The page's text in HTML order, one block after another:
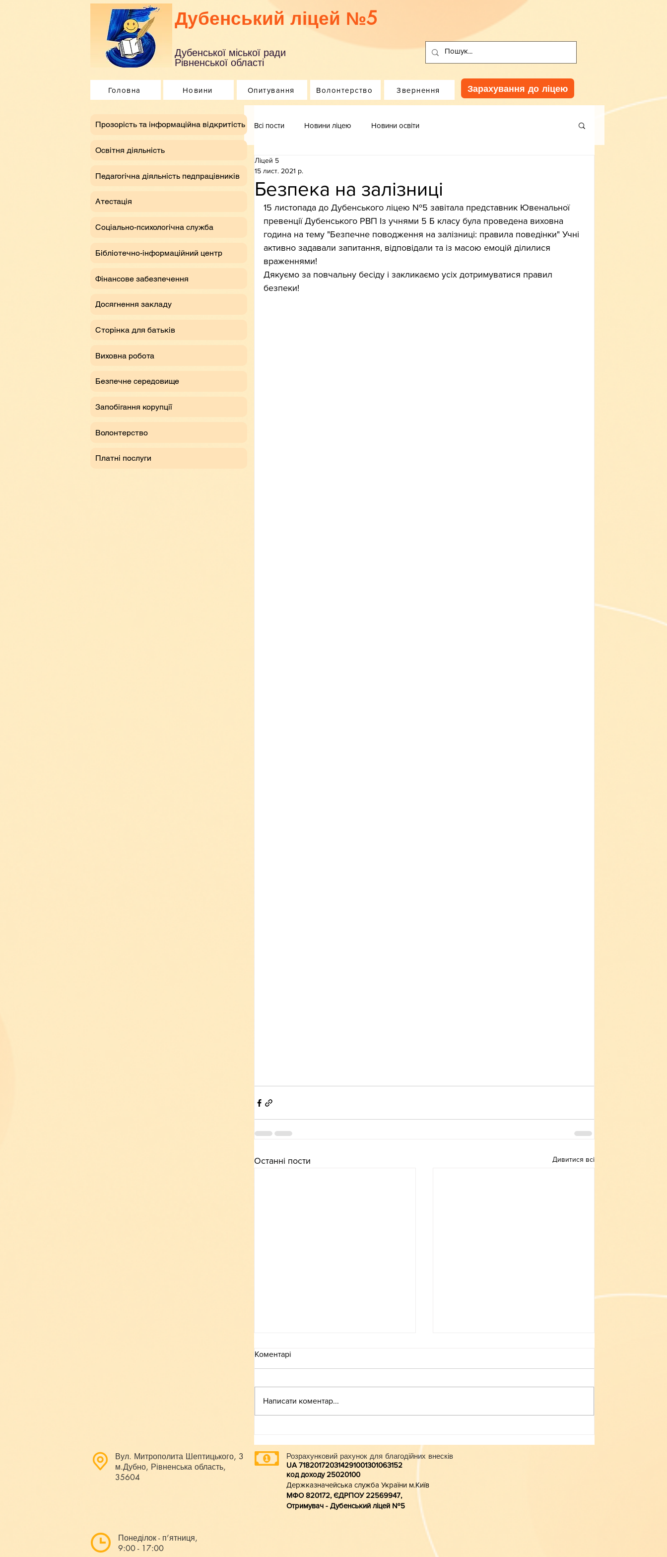
Дубенський ліцей №5
Дубенської міської ради
Рівненської області
Головна Новини Опитування Волонтерство Звернення Зарахування до ліцею
Всі пости Новини ліцею Новини освіти
Безпека на залізниці
Ліцей 5
15 лист. 2021 р.
15 листопада до Дубенського ліцею №5 завітала представник Ювенальної
превенції Дубенського РВП Із учнями 5 Б класу була проведена виховна
година на тему "Безпечне поводження на залізниці: правила поведінки" Учні
активно задавали запитання, відповідали та із масою емоцій ділилися
враженнями!
Дякуємо за повчальну бесіду і закликаємо усіх дотримуватися правил
безпеки!
Останні пости Дивитися всі
Небезпека зачепінгу
Коментарі
Написати коментар...
​Прозорість та інформаційна відкритість
Освітня діяльність
Педагогічна діяльність педпрацівників
Атестація
Соціально-психологічна служба
Бібліотечно-інформаційний центр
Фінансове забезпечення
Досягнення закладу
Сторінка для батьків
Виховна робота
Безпечне середовище
Запобігання корупції
Волонтерство
Платні послуги
Вул. Митрополита Шептицького, 3
м.Дубно, Рівненська область,
35604
Понеділок - п’ятниця,
9:00 - 17:00
Розрахунковий рахунок для благодійних внесків
UA 718201720314291001301063152
код доходу 25020100
Держказначейська служба України м.Київ
МФО 820172, ЄДРПОУ 22569947,
Отримувач - Дубенський ліцей №5